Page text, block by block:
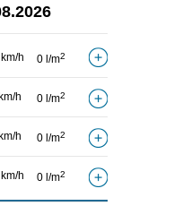
h 0 l/m2
h 0 l/m2
h 0 l/m2
h 0 l/m2